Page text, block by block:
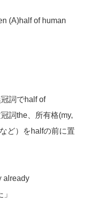
(A)half of human
詞でhalf of
詞the、所有格(my,
ど）をhalfの前に置
already